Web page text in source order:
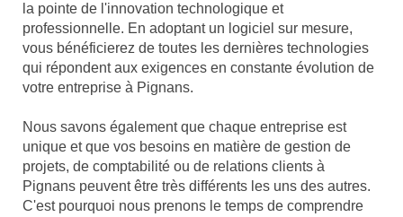
la pointe de l'innovation technologique et
professionnelle. En adoptant un logiciel sur mesure,
vous bénéficierez de toutes les dernières technologies
qui répondent aux exigences en constante évolution de
votre entreprise à Pignans.
Nous savons également que chaque entreprise est
unique et que vos besoins en matière de gestion de
projets, de comptabilité ou de relations clients à
Pignans peuvent être très différents les uns des autres.
C'est pourquoi nous prenons le temps de comprendre